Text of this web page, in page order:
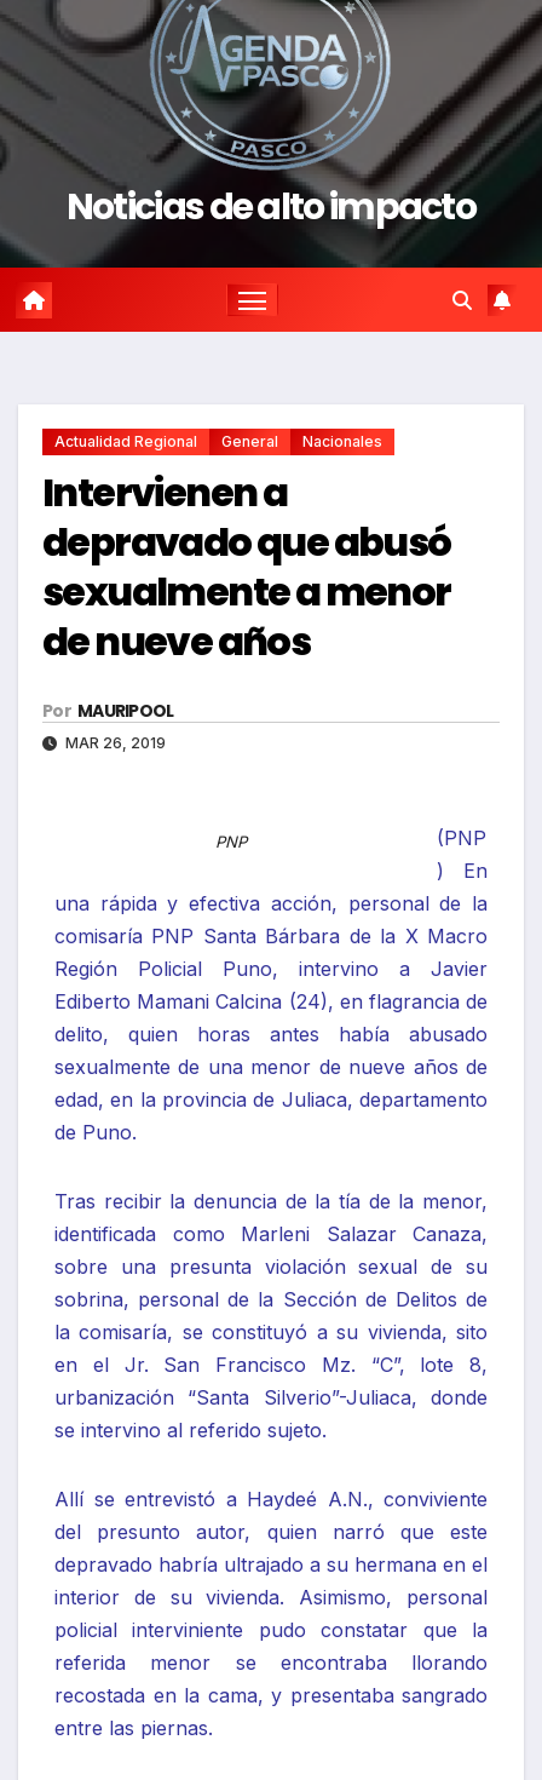
Noticias de alto impacto
Actualidad Regional General Nacionales
Intervienen a
depravado que abusó
sexualmente a menor
de nueve años
Por MAURIPOOL
MAR 26, 2019
PNP
(PNP
) En
una rápida y efectiva acción, personal de la
comisaría PNP Santa Bárbara de la X Macro
Región Policial Puno, intervino a Javier
Ediberto Mamani Calcina (24), en flagrancia de
delito, quien horas antes había abusado
sexualmente de una menor de nueve años de
edad, en la provincia de Juliaca, departamento
de Puno.
Tras recibir la denuncia de la tía de la menor,
identificada como Marleni Salazar Canaza,
sobre una presunta violación sexual de su
sobrina, personal de la Sección de Delitos de
la comisaría, se constituyó a su vivienda, sito
en el Jr. San Francisco Mz. “C”, lote 8,
urbanización “Santa Silverio”-Juliaca, donde
se intervino al referido sujeto.
Allí se entrevistó a Haydeé A.N., conviviente
del presunto autor, quien narró que este
depravado habría ultrajado a su hermana en el
interior de su vivienda. Asimismo, personal
policial interviniente pudo constatar que la
referida menor se encontraba llorando
recostada en la cama, y presentaba sangrado
entre las piernas.